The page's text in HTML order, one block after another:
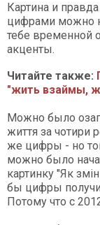
Картина и
цифрами можно
тебе временной
акценты.
Читайте также:
"жить взаймы,
Можно было
життя за чотири
же цифры - но
можно было
картинку "Як
бы цифры
Потому что с